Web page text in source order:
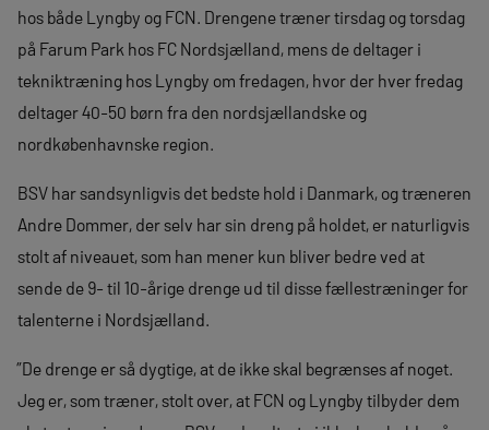
hos både Lyngby og FCN. Drengene træner tirsdag og torsdag
på Farum Park hos FC Nordsjælland, mens de deltager i
tekniktræning hos Lyngby om fredagen, hvor der hver fredag
deltager 40-50 børn fra den nordsjællandske og
nordkøbenhavnske region.
BSV har sandsynligvis det bedste hold i Danmark, og træneren
Andre Dommer, der selv har sin dreng på holdet, er naturligvis
stolt af niveauet, som han mener kun bliver bedre ved at
sende de 9- til 10-årige drenge ud til disse fællestræninger for
talenterne i Nordsjælland.
”De drenge er så dygtige, at de ikke skal begrænses af noget.
Jeg er, som træner, stolt over, at FCN og Lyngby tilbyder dem